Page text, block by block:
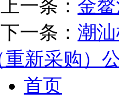
上一条： 金
下一条： 潮
重新采购）
首页